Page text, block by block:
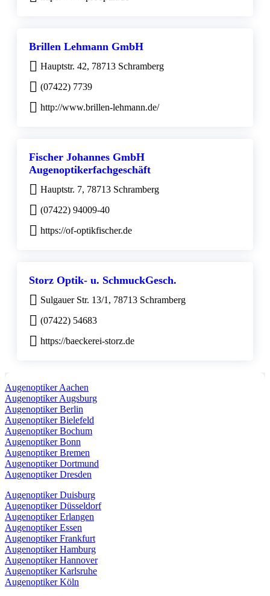
Brillen Lehmann GmbH
Hauptstr. 42, 78713 Schramberg
(07422) 7739
http://www.brillen-lehmann.de/
Fischer Johannes GmbH
Augenoptikerfachgeschäft
Hauptstr. 7, 78713 Schramberg
(07422) 94009-40
https://of-optikfischer.de
Storz Optik- u. SchmuckGesch.
Sulgauer Str. 13/1, 78713 Schramberg
(07422) 54683
https://baeckerei-storz.de
Augenoptiker Aachen
Augenoptiker Augsburg
Augenoptiker Berlin
Augenoptiker Bielefeld
Augenoptiker Bochum
Augenoptiker Bonn
Augenoptiker Bremen
Augenoptiker Dortmund
Augenoptiker Dresden
Augenoptiker Duisburg
Augenoptiker Düsseldorf
Augenoptiker Erlangen
Augenoptiker Essen
Augenoptiker Frankfurt
Augenoptiker Hamburg
Augenoptiker Hannover
Augenoptiker Karlsruhe
Augenoptiker Köln